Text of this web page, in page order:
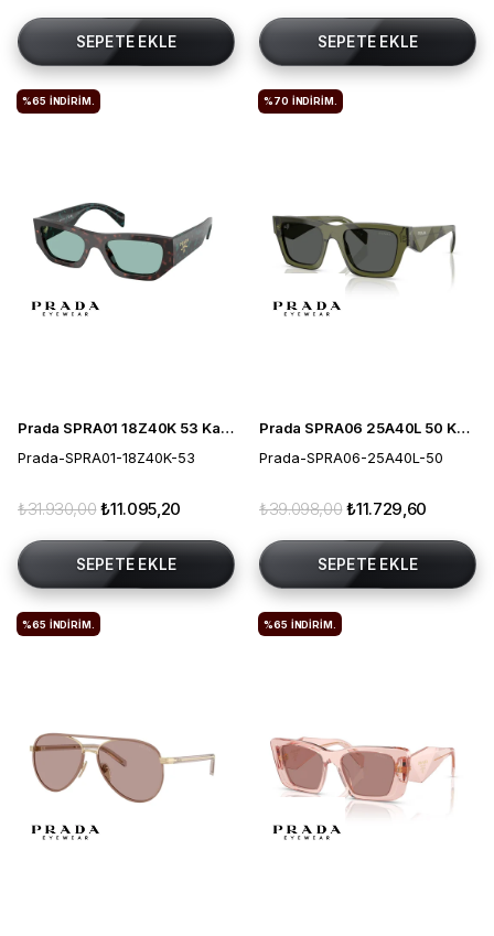
SEPETE EKLE SEPETE EKLE
Prada SPRA01 18Z40K 53 Kadın Güneş Gözlüğü
Prada-SPRA01-18Z40K-53
₺11.095,20
₺31.930,00
SEPETE EKLE
%65 İNDIRIM.
Prada SPRA06 25A40L 50 Kadın Güneş Gözlüğü
Prada-SPRA06-25A40L-50
₺11.729,60
₺39.098,00
SEPETE EKLE
%70 İNDIRIM.
%65 İNDIRIM. %65 İNDIRIM.